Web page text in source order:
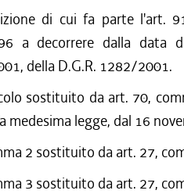
di cui fa parte l'art.
a decorrere dalla data
della D.G.R. 1282/2001.
sostituito da art. 70,
medesima legge, dal 16
2 sostituito da art. 27,
3 sostituito da art. 27,